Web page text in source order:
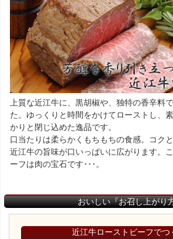
上質な近江牛に、黒胡椒や、独特の香辛料
た。ゆっくりと時間をかけてローストし、
かりと閉じ込めた逸品です。
口当たりは柔らかくもちもちの食感。コク
近江牛の旨味が口いっぱいに広がります。
ーフは肉の宝石です･･･。
おいしい『お召し上がり
近江牛ローストビーフでつ